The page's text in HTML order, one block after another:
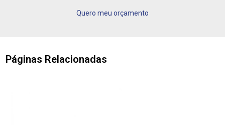
Quero meu orçamento
Páginas Relacionadas